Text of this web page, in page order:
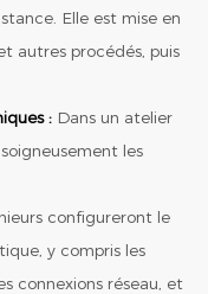
Elle est mise en
autres procédés, puis
: Dans un atelier
les
configureront le
y compris les
connexions réseau, et